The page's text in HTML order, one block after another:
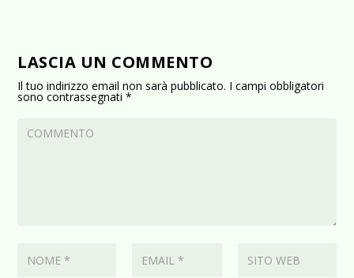
LASCIA UN COMMENTO
Il tuo indirizzo email non sarà pubblicato. I campi obbligatori
sono contrassegnati*